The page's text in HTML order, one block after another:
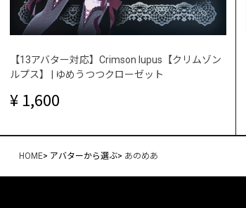
【13アバター対応】Crimson lupus【クリムゾン
ルプス】 | ゆめうつつクローゼット
1,600
HOME> アバターから選ぶ> あのめあ